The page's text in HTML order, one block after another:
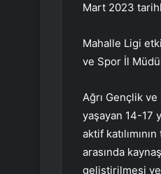
Mart 2023
Mahalle Ligi
ve Spor İl
Ağrı Gençlik
yaşayan 14-17
aktif
arasında
geliştirilmesi ve